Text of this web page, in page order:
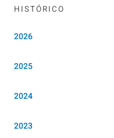
HISTÓRICO
2026
2025
2024
2023